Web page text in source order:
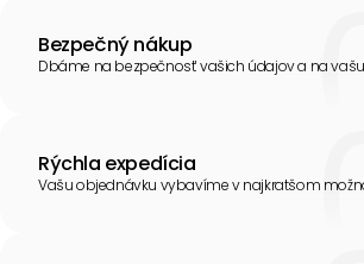
Bezpečný nákup
Dbáme na bezpečnosť vašich údajov a na
Rýchla expedícia
Vašu objednávku vybavíme v najkratšom